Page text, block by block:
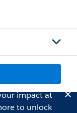
impact at
to unlock